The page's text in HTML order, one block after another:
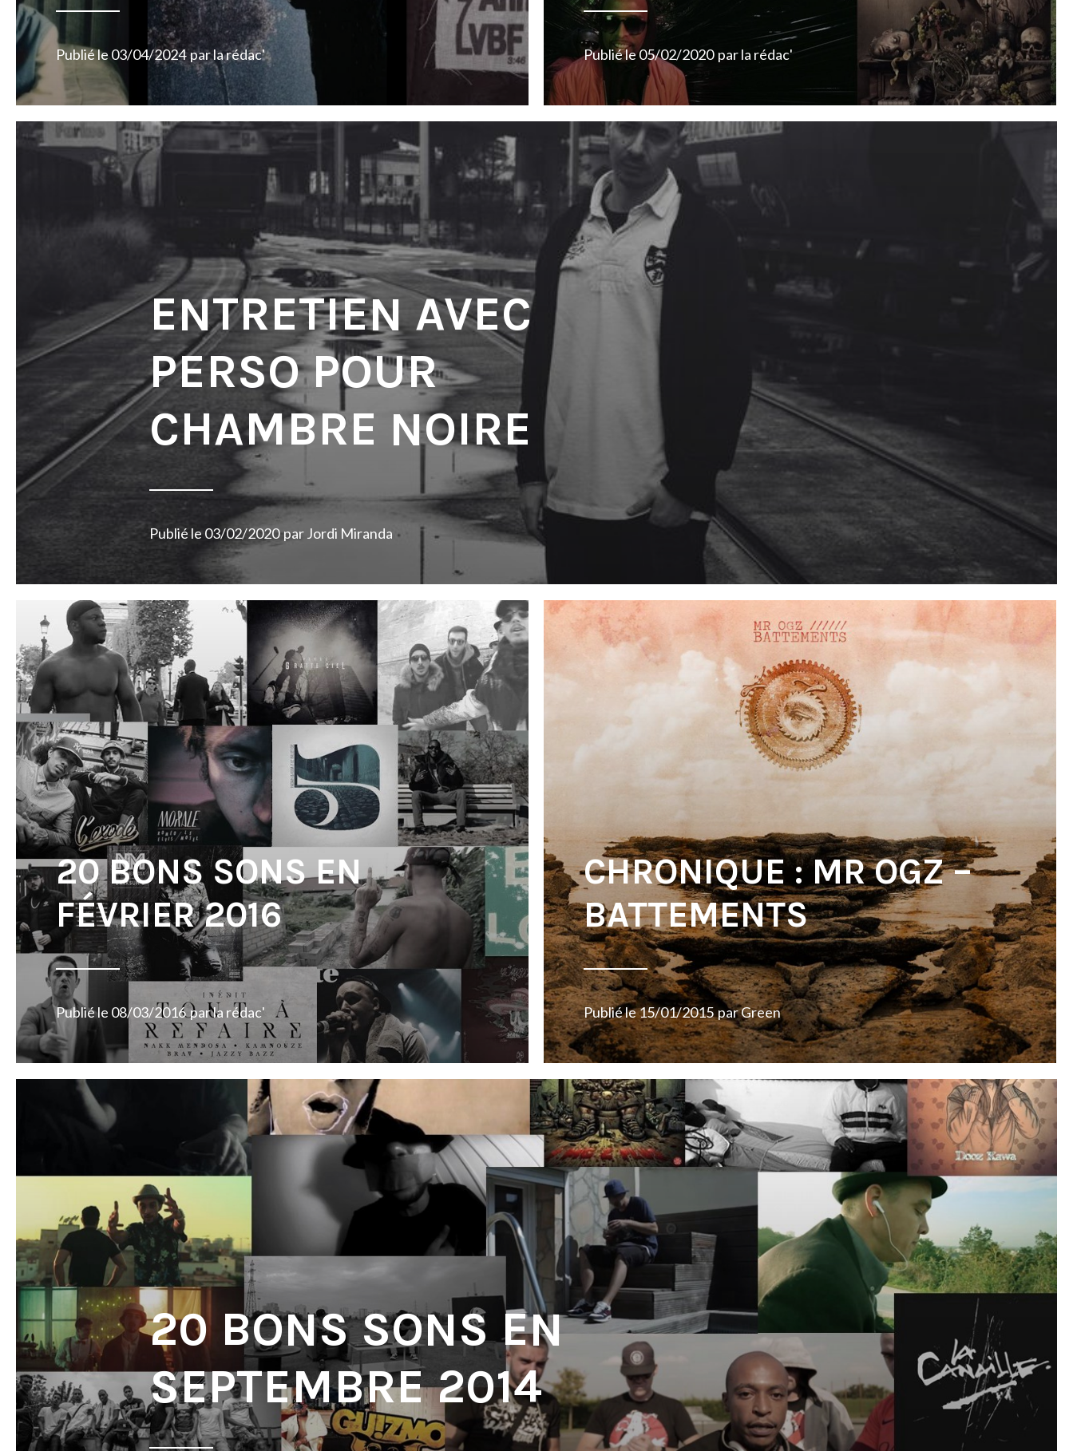
Publié le03/04/2024 parla rédac' Publié le05/02/2020 parla rédac'
ENTRETIEN AVEC
PERSO POUR
CHAMBRE NOIRE
Publié le03/02/2020 parJordi Miranda
20 BONS SONS EN
FÉVRIER 2016
Publié le 08/03/2016 parla rédac'
CHRONIQUE : MR OGZ –
BATTEMENTS
Publié le15/01/2015 parGreen
20 BONS SONS EN
SEPTEMBRE 2014